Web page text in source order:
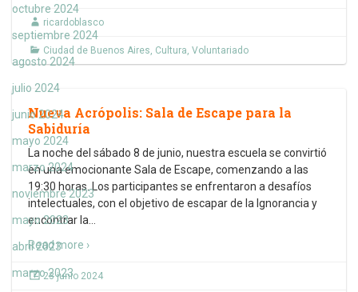
octubre 2024
septiembre 2024
agosto 2024
julio 2024
junio 2024
mayo 2024
marzo 2024
noviembre 2023
mayo 2023
abril 2023
marzo 2023
ricardoblasco
Ciudad de Buenos Aires, Cultura, Voluntariado
Nueva Acrópolis: Sala de Escape para la
Sabiduría
La noche del sábado 8 de junio, nuestra escuela se convirtió
en una emocionante Sala de Escape, comenzando a las
19:30 horas. Los participantes se enfrentaron a desafíos
intelectuales, con el objetivo de escapar de la Ignorancia y
encontrar la…
Read more ›
23 junio 2024